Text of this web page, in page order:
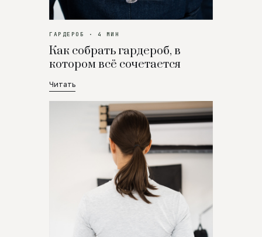
ГАРДЕРОБ · 4 МИН
Как собрать гардероб, в
котором всё сочетается
Читать